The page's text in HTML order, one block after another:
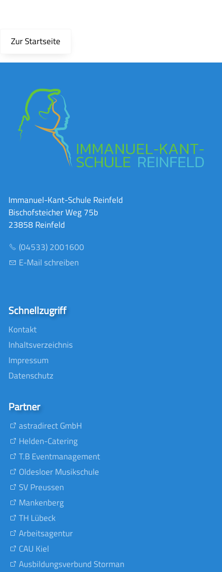
Zur Startseite
Immanuel-Kant-Schule Reinfeld
Bischofsteicher Weg 75b
23858 Reinfeld
(04533) 2001600
E-Mail schreiben
Schnellzugriff
Kontakt
Inhaltsverzeichnis
Impressum
Datenschutz
Partner
astradirect GmbH
Helden-Catering
T.B Eventmanagement
Oldesloer Musikschule
SV Preussen
Mankenberg
TH Lübeck
Arbeitsagentur
CAU Kiel
Ausbildungsverbund Storman